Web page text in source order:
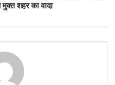
मुक्त शहर का वादा